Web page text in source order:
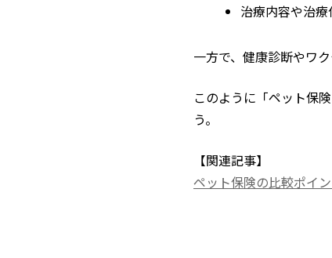
治療内容や治
一方で、健康診断やワ
このように「ペット保
う。
【関連記事】
ペット保険の比較ポイ